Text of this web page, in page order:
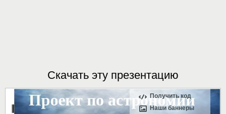
Скачать эту презентацию
Получить код
Наши баннеры